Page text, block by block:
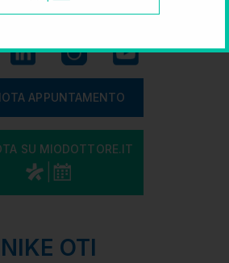
nostro centro
IL VIRTUAL TOUR
IL VIRTUAL TOUR
APPUNTAMENTO
SU MIODOTTORE.IT
NIKE OTI